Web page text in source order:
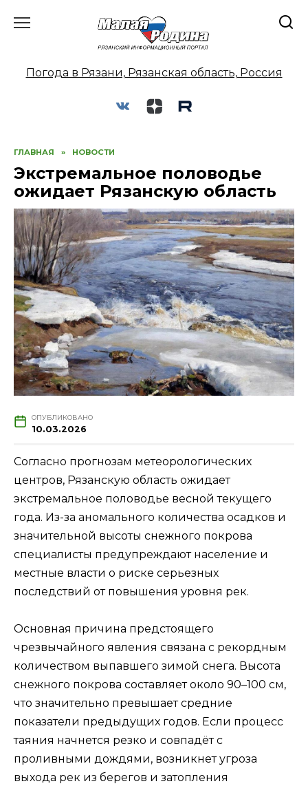
Погода в Рязани, Рязанская область, Россия
ГЛАВНАЯ » НОВОСТИ
Экстремальное половодье
ожидает Рязанскую область
ОПУБЛИКОВАНО
10.03.2026
Согласно прогнозам метеорологических
центров, Рязанскую область ожидает
экстремальное половодье весной текущего
года. Из-за аномального количества осадков и
значительной высоты снежного покрова
специалисты предупреждают население и
местные власти о риске серьезных
последствий от повышения уровня рек.
Основная причина предстоящего
чрезвычайного явления связана с рекордным
количеством выпавшего зимой снега. Высота
снежного покрова составляет около 90–100 см,
что значительно превышает средние
показатели предыдущих годов. Если процесс
таяния начнется резко и совпадёт с
проливными дождями, возникнет угроза
выхода рек из берегов и затопления